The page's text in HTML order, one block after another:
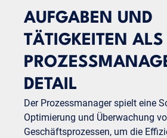
AUFGABEN UND
TÄTIGKEITEN ALS
DETAIL
Der Prozessmanager spielt eine
Optimierung und Überwachung
Geschäftsprozessen, um die